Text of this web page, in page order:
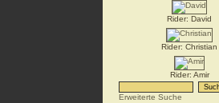
Rider: David
Rider: Christian
Rider: Amir
Erweiterte Suche